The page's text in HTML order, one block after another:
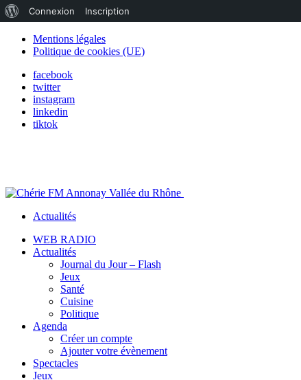
Mentions légales
Politique de cookies (UE)
facebook
twitter
instagram
linkedin
tiktok
Actualités
WEB RADIO
Actualités
Journal du Jour – Flash
Jeux
Santé
Cuisine
Politique
Agenda
Créer un compte
Ajouter votre évènement
Spectacles
Jeux
de
WordPress
Connexion Inscription